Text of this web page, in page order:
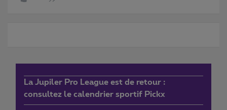
La Jupiler Pro League est de retour :
consultez le calendrier sportif Pickx